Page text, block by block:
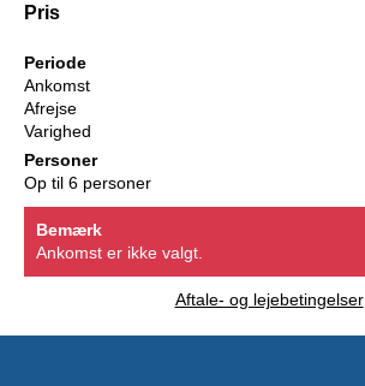
Pris
Periode
Ankomst
Afrejse
Varighed
Personer
Op til 6 personer
Bemærk
Ankomst er ikke valgt.
Aftale- og lejebetingelser